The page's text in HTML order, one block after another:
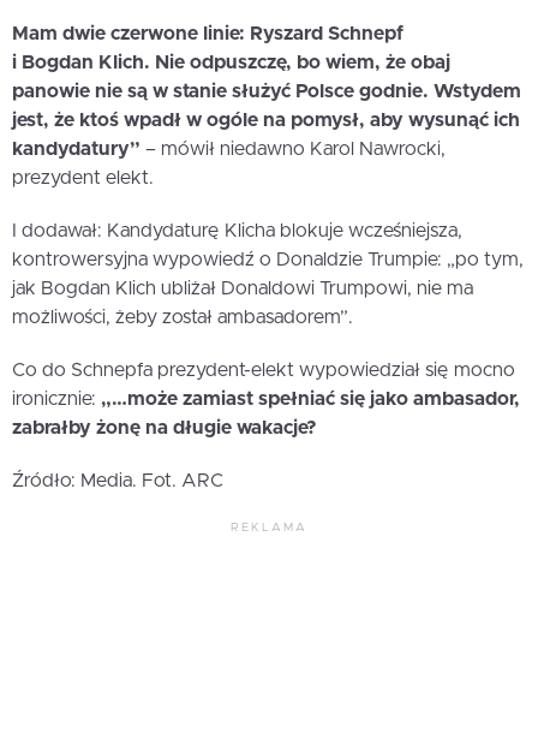
Mam dwie czerwone linie: Ryszard Schnepf
i Bogdan Klich. Nie odpuszczę, bo wiem, że obaj
panowie nie są w stanie służyć Polsce godnie. Wstydem
jest, że ktoś wpadł w ogóle na pomysł, aby wysunąć ich
kandydatury” – mówił niedawno Karol Nawrocki,
prezydent elekt.
I dodawał: Kandydaturę Klicha blokuje wcześniejsza,
kontrowersyjna wypowiedź o Donaldzie Trumpie: „po tym,
jak Bogdan Klich ubliżał Donaldowi Trumpowi, nie ma
możliwości, żeby został ambasadorem”.
Co do Schnepfa prezydent-elekt wypowiedział się mocno
ironicznie: „…może zamiast spełniać się jako ambasador,
zabrałby żonę na długie wakacje?
Źródło: Media. Fot. ARC
REKLAMA